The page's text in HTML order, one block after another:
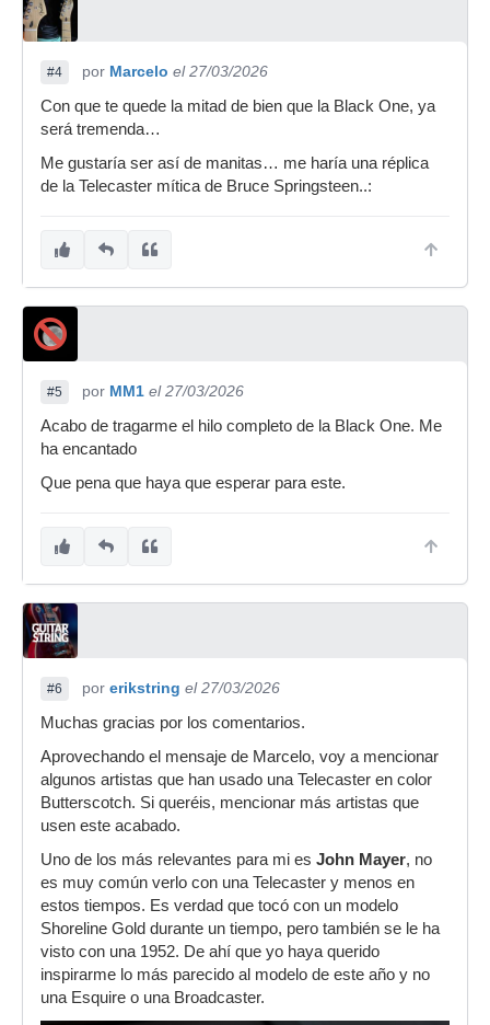
#4 por Marcelo el 27/03/2026
Con que te quede la mitad de bien que la Black One, ya
será tremenda…
Me gustaría ser así de manitas… me haría una réplica
de la Telecaster mítica de Bruce Springsteen..:
#5 por MM1 el 27/03/2026
Acabo de tragarme el hilo completo de la Black One. Me
ha encantado
Que pena que haya que esperar para este.
#6 por erikstring el 27/03/2026
Muchas gracias por los comentarios.
Aprovechando el mensaje de Marcelo, voy a mencionar
algunos artistas que han usado una Telecaster en color
Butterscotch. Si queréis, mencionar más artistas que
usen este acabado.
Uno de los más relevantes para mi es John Mayer, no
es muy común verlo con una Telecaster y menos en
estos tiempos. Es verdad que tocó con un modelo
Shoreline Gold durante un tiempo, pero también se le ha
visto con una 1952. De ahí que yo haya querido
inspirarme lo más parecido al modelo de este año y no
una Esquire o una Broadcaster.